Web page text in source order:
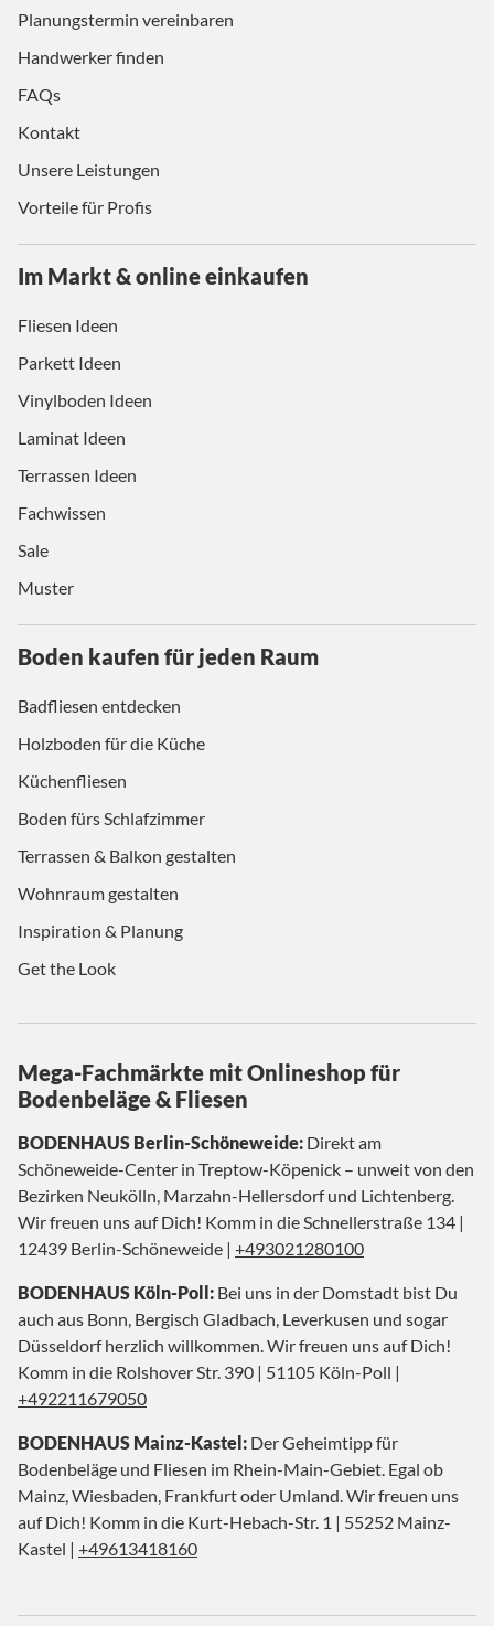
Planungstermin vereinbaren
Handwerker finden
FAQs
Kontakt
Unsere Leistungen
Vorteile für Profis
Im Markt & online einkaufen
Fliesen Ideen
Parkett Ideen
Vinylboden Ideen
Laminat Ideen
Terrassen Ideen
Fachwissen
Sale
Muster
Boden kaufen für jeden Raum
Badfliesen entdecken
Holzboden für die Küche
Küchenfliesen
Boden fürs Schlafzimmer
Terrassen & Balkon gestalten
Wohnraum gestalten
Inspiration & Planung
Get the Look
Mega-Fachmärkte mit Onlineshop für
Bodenbeläge & Fliesen
BODENHAUS Berlin-Schöneweide: Direkt am
Schöneweide-Center in Treptow-Köpenick – unweit von den
Bezirken Neukölln, Marzahn-Hellersdorf und Lichtenberg.
Wir freuen uns auf Dich! Komm in die Schnellerstraße 134 |
12439 Berlin-Schöneweide | +493021280100
BODENHAUS Köln-Poll: Bei uns in der Domstadt bist Du
auch aus Bonn, Bergisch Gladbach, Leverkusen und sogar
Düsseldorf herzlich willkommen. Wir freuen uns auf Dich!
Komm in die Rolshover Str. 390 | 51105 Köln-Poll |
+492211679050
BODENHAUS Mainz-Kastel: Der Geheimtipp für
Bodenbeläge und Fliesen im Rhein-Main-Gebiet. Egal ob
Mainz, Wiesbaden, Frankfurt oder Umland. Wir freuen uns
auf Dich! Komm in die Kurt-Hebach-Str. 1 | 55252 Mainz-
Kastel | +49613418160